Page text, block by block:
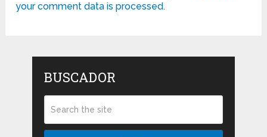
your comment data is processed.
BUSCADOR